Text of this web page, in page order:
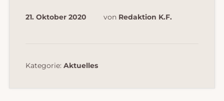
21. Oktober 2020 von Redaktion K.F.
Kategorie: Aktuelles